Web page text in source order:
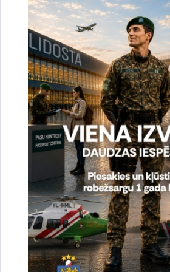
cilvēku mēģinājumus nelikumīgi šķērsot Latvijas
robežu, kopumā šogad no valsts robežas
Statistika
2026. gada 29. jūlijs uz valsts
iekšienē
30.07.2026.
Trešdien, 29. jūlijā, Valsts robežsardzes
cilvēku mēģinājumus nelikumīgi šķērsot
robežu, kopumā šogad no valsts robežas
2026. gada 28. jūlijs uz valsts
iekšienē
29.07.2026.
Otrdien, 28. jūlijā, Valsts robežsardzes